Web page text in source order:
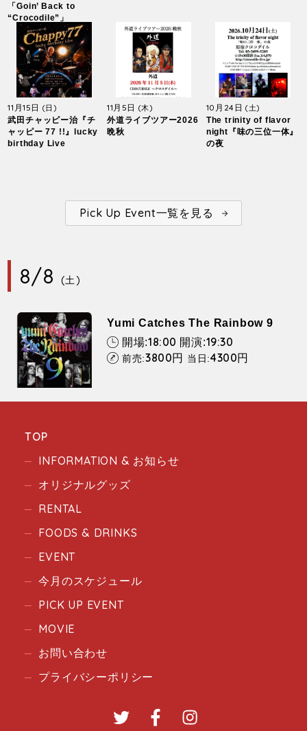
「Goin’ Back to
“Crocodile”」
11月15日 (日)
武田チャッピー治『チ
ャッピー 77 !!』lucky
birthday Live
11月5日 (木)
外道ライブツアー2026
晩秋
10月24日 (土)
The trinity of flavor
night『味の三位一体』
の夜
Pick Up Event一覧を見る
8/8 (土)
Yumi Catches The Rainbow 9
開場:18:00 開演:19:30
前売:3800円 当日:4300円
TOP
INFORMATION & お知らせ
オリジナルグッズ
RENTAL
FOODS & DRINKS
EVENT
今月のスケジュール
PICK UP EVENT
MOVIE
お問い合わせ
プライバシーポリシー
Twitter Facebook